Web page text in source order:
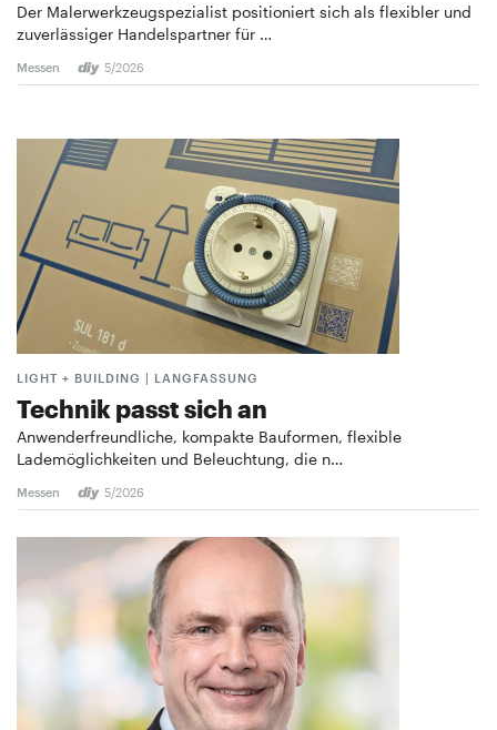
Der Malerwerkzeugspezialist positioniert sich als flexibler und
zuverlässiger Handelspartner für …
Messen 5/2026
LIGHT + BUILDING | LANGFASSUNG
Technik passt sich an
Anwenderfreundliche, kompakte Bauformen, flexible
Lademöglichkeiten und Beleuchtung, die n…
Messen 5/2026